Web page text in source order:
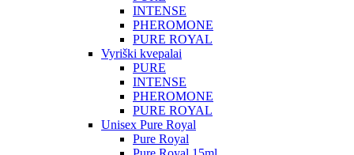
INTENSE
PHEROMONE
PURE ROYAL
Vyriški kvepalai
PURE
INTENSE
PHEROMONE
PURE ROYAL
Unisex Pure Royal
Pure Royal